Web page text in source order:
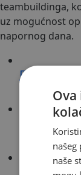
teambuildinga,
uz mogućnost
napornog dana.
Destinacija
naše